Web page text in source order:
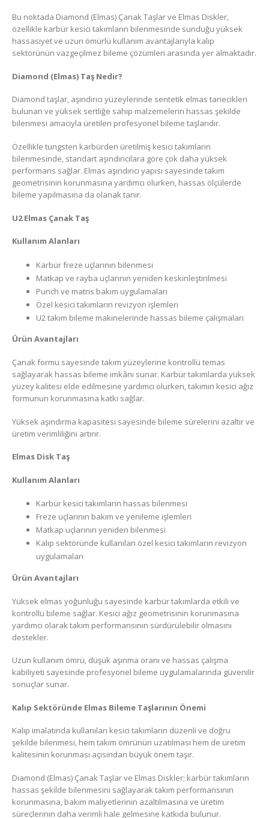
Bu noktada Diamond (Elmas) Çanak Taşlar ve Elmas Diskler,
özellikle karbür kesici takımların bilenmesinde sunduğu yüksek
hassasiyet ve uzun ömürlü kullanım avantajlarıyla kalıp
sektörünün vazgeçilmez bileme çözümleri arasında yer almaktadır.
Diamond (Elmas) Taş Nedir?
Diamond taşlar, aşındırıcı yüzeylerinde sentetik elmas tanecikleri
bulunan ve yüksek sertliğe sahip malzemelerin hassas şekilde
bilenmesi amacıyla üretilen profesyonel bileme taşlarıdır.
Özellikle tungsten karbürden üretilmiş kesici takımların
bilenmesinde, standart aşındırıcılara göre çok daha yüksek
performans sağlar. Elmas aşındırıcı yapısı sayesinde takım
geometrisinin korunmasına yardımcı olurken, hassas ölçülerde
bileme yapılmasına da olanak tanır.
U2 Elmas Çanak Taş
Kullanım Alanları
Karbür freze uçlarının bilenmesi
Matkap ve rayba uçlarının yeniden keskinleştirilmesi
Punch ve matris bakım uygulamaları
Özel kesici takımların revizyon işlemleri
U2 takım bileme makinelerinde hassas bileme çalışmaları
Ürün Avantajları
Çanak formu sayesinde takım yüzeylerine kontrollü temas
sağlayarak hassas bileme imkânı sunar. Karbür takımlarda yüksek
yüzey kalitesi elde edilmesine yardımcı olurken, takımın kesici ağız
formunun korunmasına katkı sağlar.
Yüksek aşındırma kapasitesi sayesinde bileme sürelerini azaltır ve
üretim verimliliğini artırır.
Elmas Disk Taş
Kullanım Alanları
Karbür kesici takımların hassas bilenmesi
Freze uçlarının bakım ve yenileme işlemleri
Matkap uçlarının yeniden bilenmesi
Kalıp sektöründe kullanılan özel kesici takımların revizyon
uygulamaları
Ürün Avantajları
Yüksek elmas yoğunluğu sayesinde karbür takımlarda etkili ve
kontrollü bileme sağlar. Kesici ağız geometrisinin korunmasına
yardımcı olarak takım performansının sürdürülebilir olmasını
destekler.
Uzun kullanım ömrü, düşük aşınma oranı ve hassas çalışma
kabiliyeti sayesinde profesyonel bileme uygulamalarında güvenilir
sonuçlar sunar.
Kalıp Sektöründe Elmas Bileme Taşlarının Önemi
Kalıp imalatında kullanılan kesici takımların düzenli ve doğru
şekilde bilenmesi, hem takım ömrünün uzatılması hem de üretim
kalitesinin korunması açısından büyük önem taşır.
Diamond (Elmas) Çanak Taşlar ve Elmas Diskler; karbür takımların
hassas şekilde bilenmesini sağlayarak takım performansının
korunmasına, bakım maliyetlerinin azaltılmasına ve üretim
süreçlerinin daha verimli hale gelmesine katkıda bulunur.